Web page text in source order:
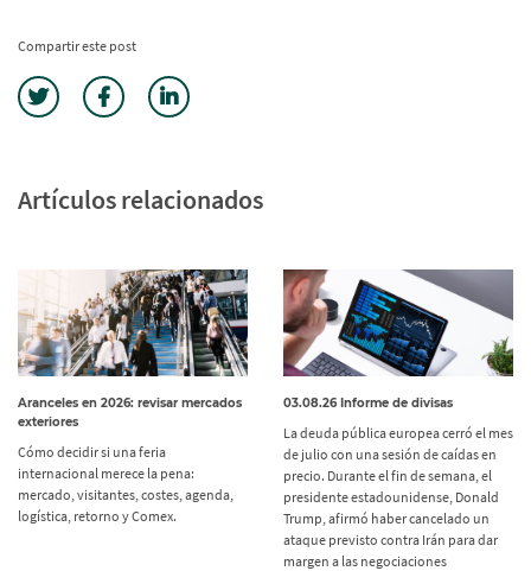
Compartir este post
Artículos relacionados
Aranceles en 2026: revisar mercados
exteriores
Cómo decidir si una feria
internacional merece la pena:
mercado, visitantes, costes, agenda,
logística, retorno y Comex.
03.08.26 Informe de divisas
La deuda pública europea cerró el mes
de julio con una sesión de caídas en
precio. Durante el fin de semana, el
presidente estadounidense, Donald
Trump, afirmó haber cancelado un
ataque previsto contra Irán para dar
margen a las negociaciones